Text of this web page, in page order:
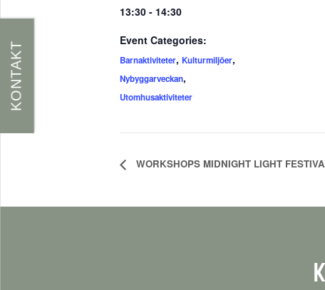
13:30 - 14:30
Event Categories:
Barnaktiviteter, Kulturmiljöer,
Nybyggarveckan,
Utomhusaktiviteter
WORKSHOPS MIDNIGHT LIGHT
KONTAKT